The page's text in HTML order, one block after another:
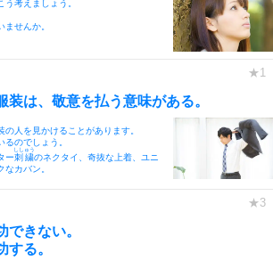
考えましょう。
せんか。
装は、敬意を払う意味がある。
人を見かけることがあります。
のでしょう。
ー刺繍
ししゅう
のネクタイ、奇抜な上着、ユニ
カバン。
できない。
する。